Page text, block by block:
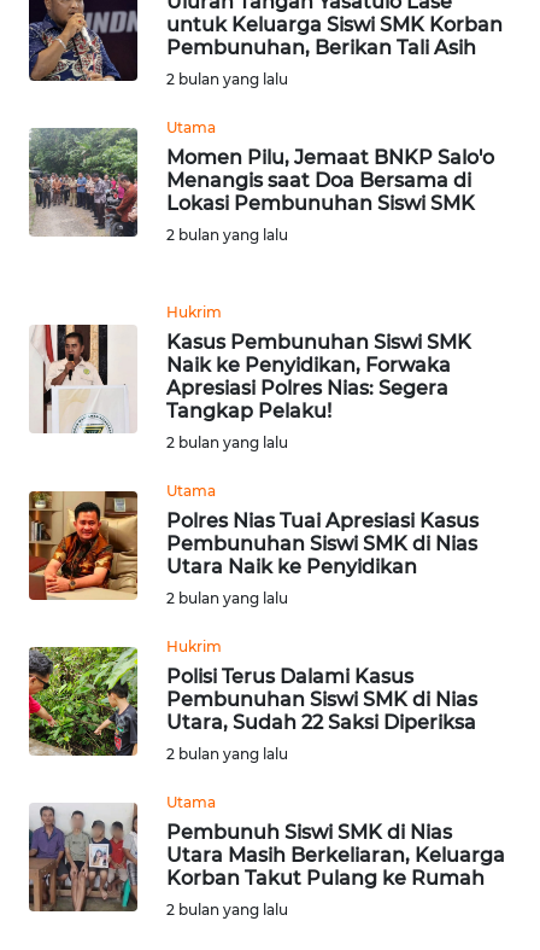
untuk Keluarga Siswi SMK Korban
Pembunuhan, Berikan Tali Asih
2 bulan yang lalu
Utama
Momen Pilu, Jemaat BNKP Salo'o
Menangis saat Doa Bersama di
Lokasi Pembunuhan Siswi SMK
2 bulan yang lalu
Hukrim
Kasus Pembunuhan Siswi SMK
Naik ke Penyidikan, Forwaka
Apresiasi Polres Nias: Segera
Tangkap Pelaku!
2 bulan yang lalu
Utama
Polres Nias Tuai Apresiasi Kasus
Pembunuhan Siswi SMK di Nias
Utara Naik ke Penyidikan
2 bulan yang lalu
Hukrim
Polisi Terus Dalami Kasus
Pembunuhan Siswi SMK di Nias
Utara, Sudah 22 Saksi Diperiksa
2 bulan yang lalu
Utama
Pembunuh Siswi SMK di Nias
Utara Masih Berkeliaran, Keluarga
Korban Takut Pulang ke Rumah
2 bulan yang lalu
OLAHRAGA
EDITORIAL
BERITA
KONTAK
KAMI
IKLAN
TENTANG
KAMI
PEDOMAN
MEDIA
SIBER
KARIR
DISCLAIMER